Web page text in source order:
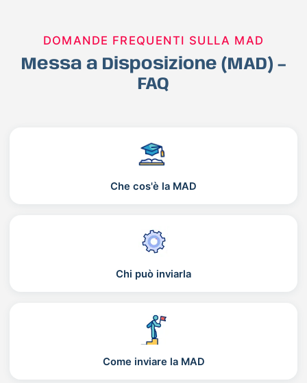
DOMANDE FREQUENTI SULLA MAD
Messa a Disposizione (MAD) –
FAQ
Che cos'è la MAD
Chi può inviarla
Come inviare la MAD